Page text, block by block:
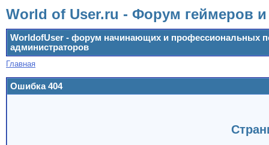
World of User.ru - Форум геймеров
WorldofUser - форум начинающих и профессиональных
администраторов
Главная
Ошибка 404